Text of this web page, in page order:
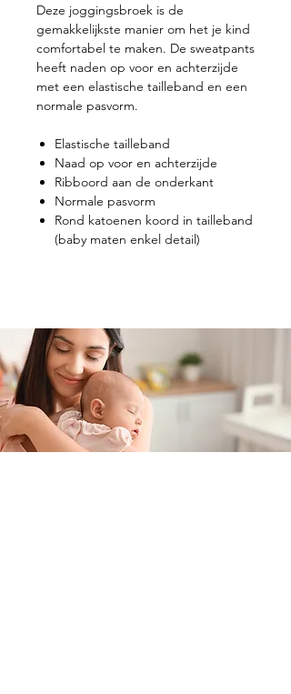
Deze joggingsbroek is de
gemakkelijkste manier om het je kind
comfortabel te maken. De sweatpants
heeft naden op voor en achterzijde
met een elastische tailleband en een
normale pasvorm.
Elastische tailleband
Naad op voor en achterzijde
Ribboord aan de onderkant
Normale pasvorm
Rond katoenen koord in tailleband
(baby maten enkel detail)